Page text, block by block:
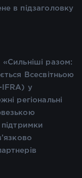
в підзаголовку
разом:
Всесвітньою
IFRA) у
регіональні
підтримки